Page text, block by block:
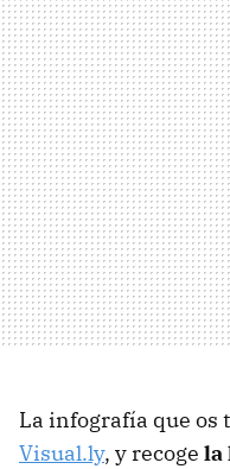
La infografía que os
Visual.ly, y recoge la